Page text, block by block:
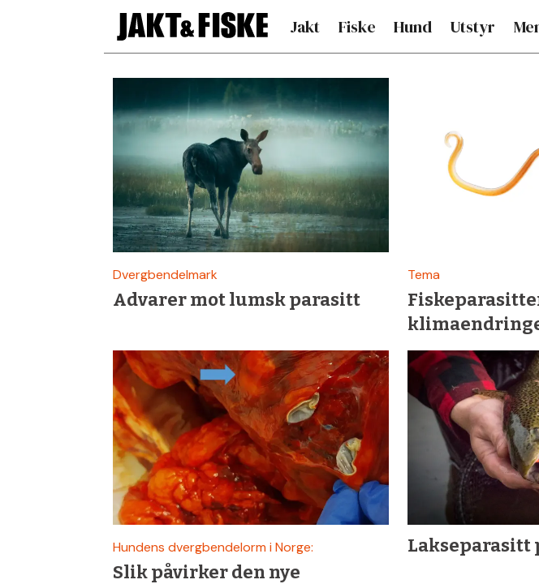
Jakt Fiske Hund Utstyr
parasitt
Dvergbendelmark
Advarer mot lumsk parasitt
Tema
Hundens dvergbendelorm i Norge:
Slik påvirker den nye
Lakseparasitt